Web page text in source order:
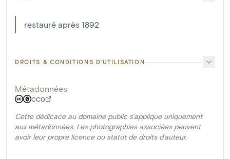
restauré après 1892
DROITS & CONDITIONS D'UTILISATION
Métadonnées
CC0
Cette dédicace au domaine public s'applique uniquement
aux métadonnées. Les photographies associées peuvent
avoir leur propre licence ou statut de droits d'auteur.